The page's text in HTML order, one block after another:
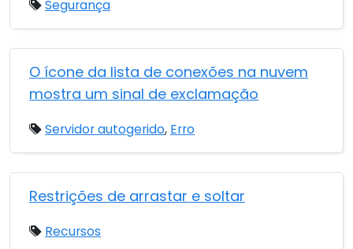
Segurança
O ícone da lista de conexões na nuvem
mostra um sinal de exclamação
Servidor autogerido, Erro
Restrições de arrastar e soltar
Recursos